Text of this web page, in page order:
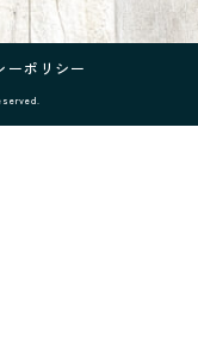
ーポリシー